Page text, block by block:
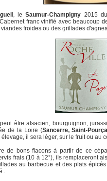
l, leSaumur-Champigny 2015 du
franc vinifié avec beaucoup
froides ou des grillades
être alsacien, bourguignon,
de la Loire (Sancerre, Saint-
il sera léger, sur le fruit ou au
de bons flacons à partir de ce
frais (10 à 12°), ils remplaceront
au barbecue et des plats
.